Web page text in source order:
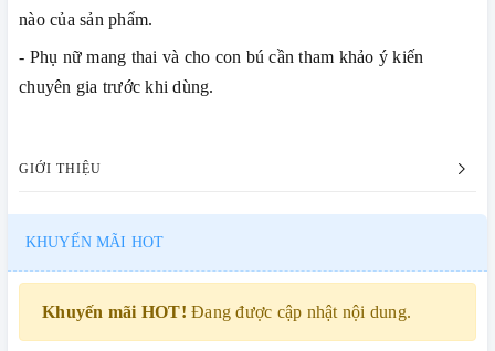
nào của sản phẩm.
- Phụ nữ mang thai và cho con bú cần tham khảo ý kiến
chuyên gia trước khi dùng.
GIỚI THIỆU
KHUYẾN MÃI HOT
Khuyến mãi HOT! Đang được cập nhật nội dung.